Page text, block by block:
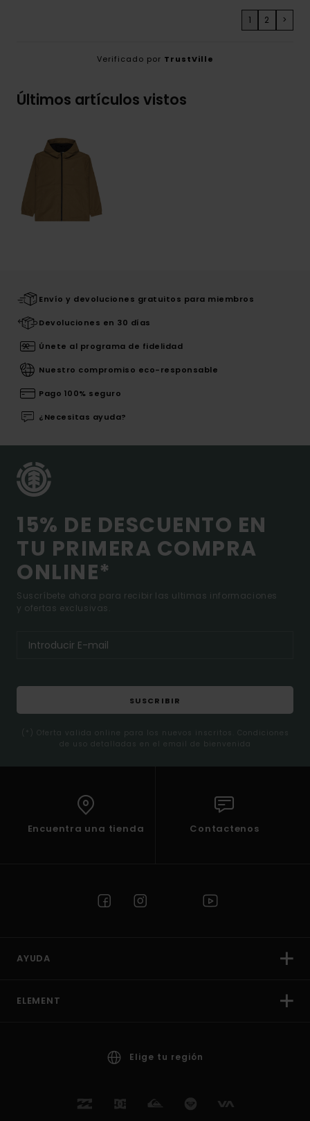
1 2 >
Verificado por TrustVille
Últimos artículos vistos
Envío y devoluciones gratuitos para miembros
Devoluciones en 30 días
Únete al programa de fidelidad
Nuestro compromiso eco-responsable
Pago 100% seguro
¿Necesitas ayuda?
15% DE DESCUENTO EN
TU PRIMERA COMPRA
ONLINE*
Suscríbete ahora para recibir las ultimas informaciones
y ofertas exclusivas.
SUSCRIBIR
(*) Oferta valida online para los nuevos inscritos. Condiciones
de uso detalladas en el email de bienvenida
Encuentra una tienda Contactenos
AYUDA
ELEMENT
Elige tu región